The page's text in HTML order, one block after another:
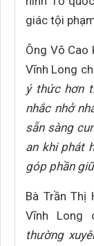
giác tội
Ông Võ Cao
Vĩnh Long
ý thức hơn
nhắc nhở
sẵn sàng
an khi phát
góp phần
Bà Trần Thị
Vĩnh Long
thường